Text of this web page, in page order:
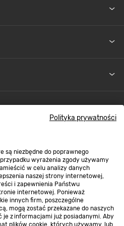
Polityka prywatności
są niezbędne do poprawnego
wyrażenia zgody używamy
w celu analizy danych
naszej strony internetowej,
i zapewnienia Państwu
internetowej. Ponieważ
innych firm, poszczególne
mogą zostać przekazane do naszych
je z informacjami już posiadanymi. Aby
plików cookie, których używamy, lub
zaginaniu się